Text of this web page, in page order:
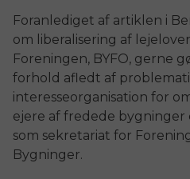
Foranlediget af artiklen i
om liberalisering af
Foreningen, BYFO, gerne
forhold afledt af
interesseorganisation for
ejere af fredede
som sekretariat for
Bygninger.